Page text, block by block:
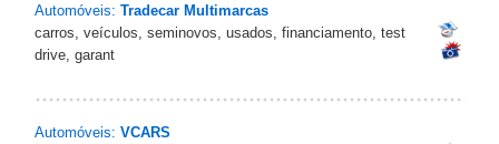
Automóveis: Tradecar Multimarcas
carros, veículos, seminovos, usados, financiamento, test
drive, garant
Automóveis: VCARS